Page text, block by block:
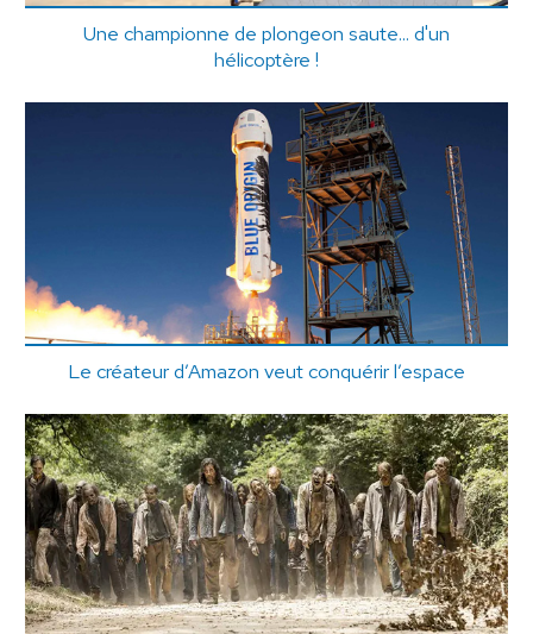
Une championne de plongeon saute... d'un
hélicoptère !
Le créateur d’Amazon veut conquérir l’espace